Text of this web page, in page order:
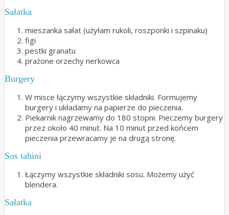
Sałatka
mieszanka sałat (użyłam rukoli, roszponki i szpinaku)
figi
pestki granatu
prażone orzechy nerkowca
Burgery
W misce łączymy wszystkie składniki. Formujemy
burgery i układamy na papierze do pieczenia.
Piekarnik nagrzewamy do 180 stopni. Pieczemy burgery
przez około 40 minut. Na 10 minut przed końcem
pieczenia przewracamy je na drugą stronę.
Sos tahini
Łączymy wszystkie składniki sosu. Możemy użyć
blendera.
Sałatka